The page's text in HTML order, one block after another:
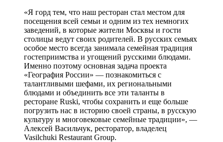
«Я горд тем, что наш ресторан стал местом для
посещения всей семьи и одним из тех немногих
заведений, в которые жители Москвы и гости
столицы ведут своих родителей. В русских семьях
особое место всегда занимала семейная традиция
гостеприимства и угощений русскими блюдами.
Именно поэтому основная задача проекта
«География России» — познакомиться с
талантливыми шефами, их региональными
блюдами и объединить все эти таланты в
ресторане Ruski, чтобы сохранить и еще больше
погрузить нас в историю своей страны, в русскую
культуру и многовековые семейные традиции», —
Алексей Васильчук, ресторатор, владелец
Vasilchuki Restaurant Group.